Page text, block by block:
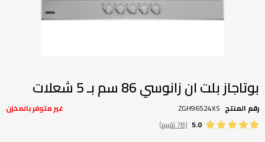
بداية
معرض
الصور
بوتاجاز بلت ان زانوسي 86 سم بـ 5 شعلات
غير متوفر بالمخزن رقم المنتج ZGH96524XS
5.0 (78 تقييم)